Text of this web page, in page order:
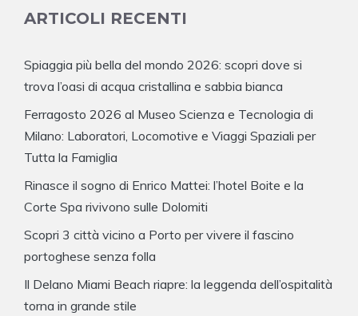
ARTICOLI RECENTI
Spiaggia più bella del mondo 2026: scopri dove si
trova l’oasi di acqua cristallina e sabbia bianca
Ferragosto 2026 al Museo Scienza e Tecnologia di
Milano: Laboratori, Locomotive e Viaggi Spaziali per
Tutta la Famiglia
Rinasce il sogno di Enrico Mattei: l’hotel Boite e la
Corte Spa rivivono sulle Dolomiti
Scopri 3 città vicino a Porto per vivere il fascino
portoghese senza folla
Il Delano Miami Beach riapre: la leggenda dell’ospitalità
torna in grande stile